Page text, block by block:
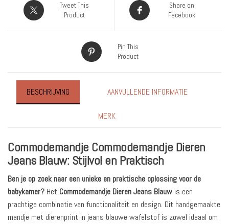
Tweet This
Product
Share on
Facebook
Pin This
Product
BESCHRIJVING AANVULLENDE INFORMATIE
MERK
Commodemandje Commodemandje Dieren
Jeans Blauw: Stijlvol en Praktisch
Ben je op zoek naar een unieke en praktische oplossing voor de
babykamer? Het Commodemandje Dieren Jeans Blauw is een
prachtige combinatie van functionaliteit en design. Dit handgemaakte
mandje met dierenprint in jeans blauwe wafelstof is zowel ideaal om